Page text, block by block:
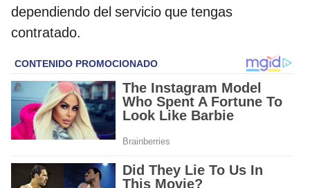
dependiendo del servicio que tengas
contratado.